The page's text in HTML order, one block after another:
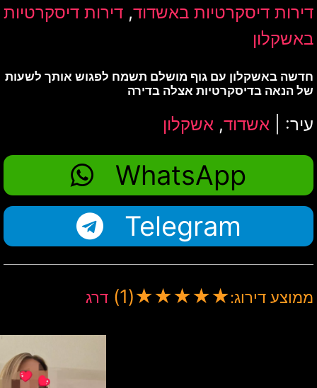
דירות דיסקרטיות באשדוד, דירות דיסקרטיות
באשקלון
חדשה באשקלון עם גוף מושלם תשמח לפגוש אותך לשעות
של הנאה בדיסקרטיות אצלה בדירה
עיר: | אשדוד, אשקלון
WhatsApp
Telegram
ממוצע דירוג:★
★
★
★
★
(1) דרג